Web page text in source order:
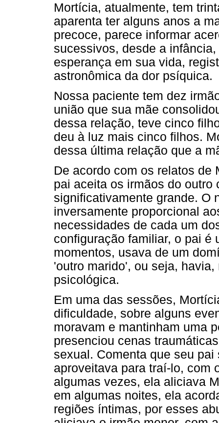
Mortícia, atualmente, tem
aparenta ter alguns anos a
precoce, parece informar
sucessivos, desde a
esperança em sua vida,
astronômica da dor psíquica.
Nossa paciente tem dez
união que sua mãe
dessa relação, teve cinco
deu à luz mais cinco filhos.
dessa última relação que a
De acordo com os relatos
pai aceita os irmãos do
significativamente grande. O
inversamente proporcional
necessidades de cada um
configuração familiar, o pai é
momentos, usava de um
'outro marido', ou seja,
psicológica.
Em uma das sessões,
dificuldade, sobre alguns
moravam e mantinham uma
presenciou cenas
sexual. Comenta que seu
aproveitava para traí-lo, com
algumas vezes, ela aliciava
em algumas noites, ela
regiões íntimas, por esses